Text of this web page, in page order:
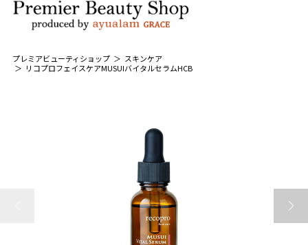
プレミアビューティショップ
スキンケア
リコプロフェイスケアMUSUIバイタルセラムHCB